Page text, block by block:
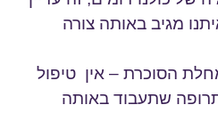
מגיב באותה צורה
הסוכרת – אין טיפול
תרופה שתעבוד באותה